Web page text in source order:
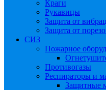
Краги
Рукавицы
Защита от
Защита от
СИЗ
Пожарное
Противогазы
Респираторы и
Защитные